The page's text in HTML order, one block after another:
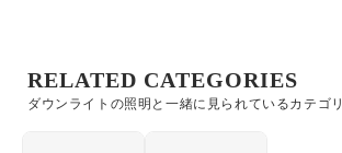
ダウンライトの照明と一緒に見られているカテゴリ
RELATED CATEGORIES